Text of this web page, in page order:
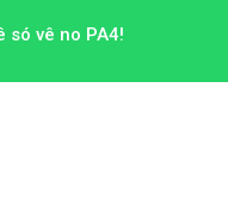
só vê no PA4!